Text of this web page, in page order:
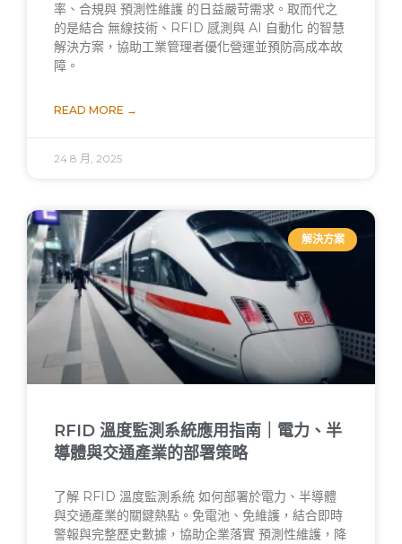
率、合規與 預測性維護 的日益嚴苛需求。取而代之
的是結合 無線技術、RFID 感測與 AI 自動化 的智慧
解決方案，協助工業管理者優化營運並預防高成本故
障。
READ MORE →
24 8 月, 2025
解決方案
RFID 溫度監測系統應用指南｜電力、半
導體與交通產業的部署策略
了解 RFID 溫度監測系統 如何部署於電力、半導體
與交通產業的關鍵熱點。免電池、免維護，結合即時
警報與完整歷史數據，協助企業落實 預測性維護，降